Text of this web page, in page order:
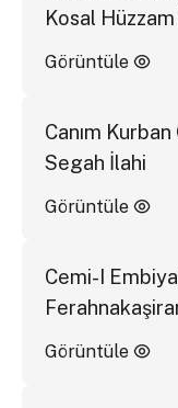
Kosal
Görüntüle
Canım
Segah İlahi
Görüntüle
Cemi-I
Görüntüle